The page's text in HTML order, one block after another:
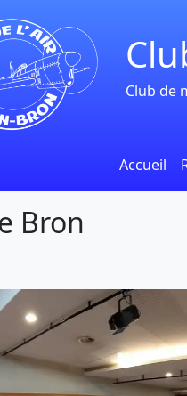
Club de
Accueil
Bron